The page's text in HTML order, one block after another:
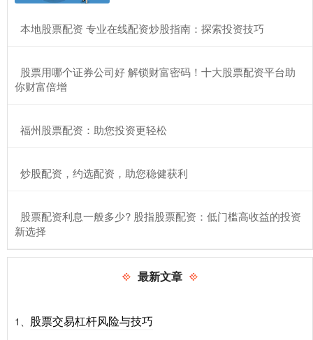
​本地股票配资 专业在线配资炒股指南：探索投资技巧
​股票用哪个证券公司好 解锁财富密码！十大股票配资平台助
你财富倍增
​福州股票配资：助您投资更轻松
​炒股配资，约选配资，助您稳健获利
​股票配资利息一般多少? 股指股票配资：低门槛高收益的投资
新选择
最新文章
1、 股票交易杠杆风险与技巧